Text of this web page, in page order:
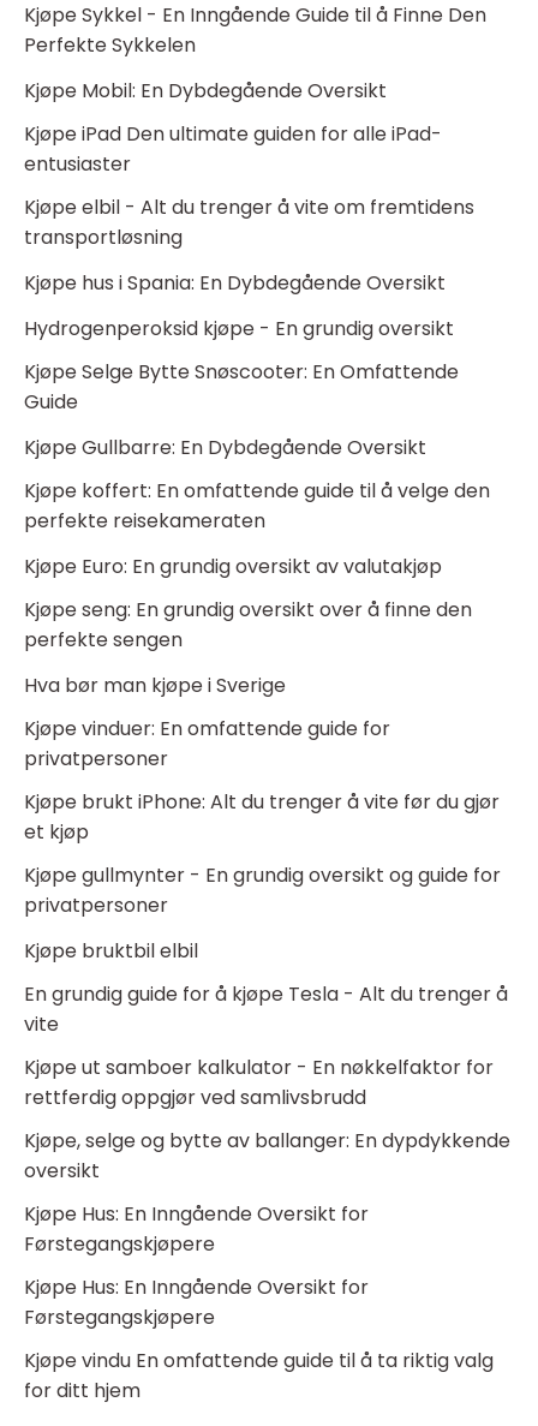
Kjøpe Sykkel - En Inngående Guide til å Finne Den
Perfekte Sykkelen
Kjøpe Mobil: En Dybdegående Oversikt
Kjøpe iPad Den ultimate guiden for alle iPad-
entusiaster
Kjøpe elbil - Alt du trenger å vite om fremtidens
transportløsning
Kjøpe hus i Spania: En Dybdegående Oversikt
Hydrogenperoksid kjøpe - En grundig oversikt
Kjøpe Selge Bytte Snøscooter: En Omfattende
Guide
Kjøpe Gullbarre: En Dybdegående Oversikt
Kjøpe koffert: En omfattende guide til å velge den
perfekte reisekameraten
Kjøpe Euro: En grundig oversikt av valutakjøp
Kjøpe seng: En grundig oversikt over å finne den
perfekte sengen
Hva bør man kjøpe i Sverige
Kjøpe vinduer: En omfattende guide for
privatpersoner
Kjøpe brukt iPhone: Alt du trenger å vite før du gjør
et kjøp
Kjøpe gullmynter - En grundig oversikt og guide for
privatpersoner
Kjøpe bruktbil elbil
En grundig guide for å kjøpe Tesla - Alt du trenger å
vite
Kjøpe ut samboer kalkulator - En nøkkelfaktor for
rettferdig oppgjør ved samlivsbrudd
Kjøpe, selge og bytte av ballanger: En dypdykkende
oversikt
Kjøpe Hus: En Inngående Oversikt for
Førstegangskjøpere
Kjøpe Hus: En Inngående Oversikt for
Førstegangskjøpere
Kjøpe vindu En omfattende guide til å ta riktig valg
for ditt hjem